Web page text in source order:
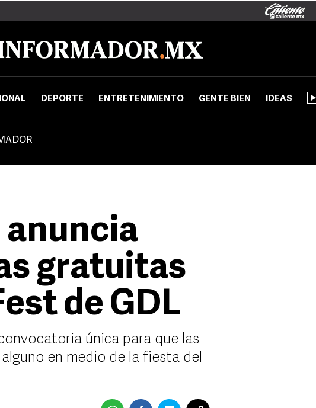
DEPORTE ENTRETENIMIENTO GENTE BIEN IDEAS
anuncia
gratuitas
de GDL
única para que las
en medio de la fiesta del